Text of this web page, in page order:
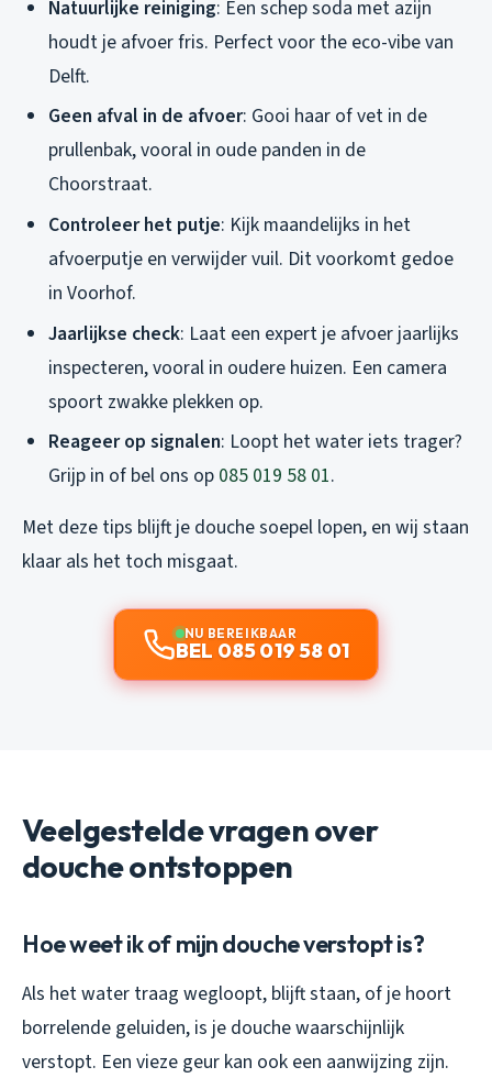
Natuurlijke reiniging: Een schep soda met azijn
houdt je afvoer fris. Perfect voor the eco-vibe van
Delft.
Geen afval in de afvoer: Gooi haar of vet in de
prullenbak, vooral in oude panden in de
Choorstraat.
Controleer het putje: Kijk maandelijks in het
afvoerputje en verwijder vuil. Dit voorkomt gedoe
in Voorhof.
Jaarlijkse check: Laat een expert je afvoer jaarlijks
inspecteren, vooral in oudere huizen. Een camera
spoort zwakke plekken op.
Reageer op signalen: Loopt het water iets trager?
Grijp in of bel ons op 085 019 58 01.
Met deze tips blijft je douche soepel lopen, en wij staan
klaar als het toch misgaat.
NU BEREIKBAAR
BEL 085 019 58 01
Veelgestelde vragen over
douche ontstoppen
Hoe weet ik of mijn douche verstopt is?
Als het water traag wegloopt, blijft staan, of je hoort
borrelende geluiden, is je douche waarschijnlijk
verstopt. Een vieze geur kan ook een aanwijzing zijn.